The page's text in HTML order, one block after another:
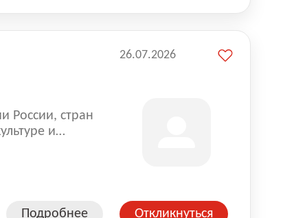
России, стран
и
Подробнее
26.07.2026
Откликнуться